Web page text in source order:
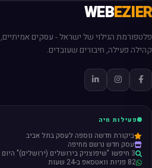
WEBEZIER
פלטפורמת הגילוי של ישראל - עסקים אמיתיים,
קהילה פעילה, חיבורים שעובדים.
פעילות חיה
ביקורת חדשה נוספה לעסק בתל אביב
עסק חדש נרשם מחיפה
3 חיפשו "שיפוצניק בירושלים (ירושלים)" היום
82 פניות וואטסאפ ב-24 שעות